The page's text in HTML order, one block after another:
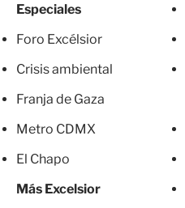
Especiales
Foro Excélsior
Crisis ambiental
Franja de Gaza
Metro CDMX
El Chapo
Más Excelsior